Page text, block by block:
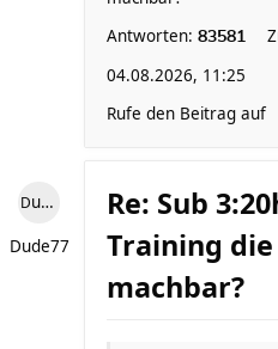
Antworten: 83581
04.08.2026, 11:25
Rufe den Beitrag auf
Dude77
Dude77
Re: Sub
Training die
machbar?